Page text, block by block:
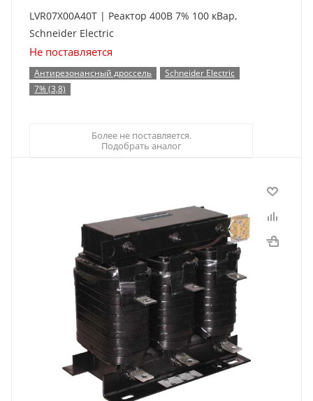
LVR07X00A40T | Реактор 400В 7% 100 кВар,
Schneider Electric
Не поставляется
Антирезонансный дроссель
Schneider Electric
7% (3,8)
Более не поставляется.
Подобрать аналог